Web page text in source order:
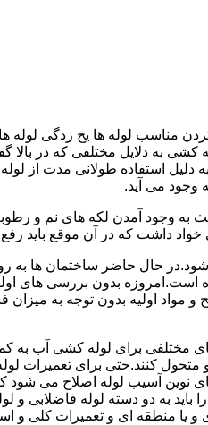
مناسب لوله ها یخ زدگی لوله
به دلایل مختلفی که در
استفاده طولانی مدت از
وجود می آید.
به وجود آمدن لکه های نم و
داشت که در آن موقع باید رفع
شود.در حال حاضر ساختمان ها
بدون بررسی های
اولیه بدون توجه به میزان
مختلفی برای لوله کشی آب به
و متحول کنند.حتی برای تعمیرات
نوین آسیب لوله اصلاح می شود
باید به دو دسته لوله فاضلابی
و یا منطقه ای و تعمیرات کلی